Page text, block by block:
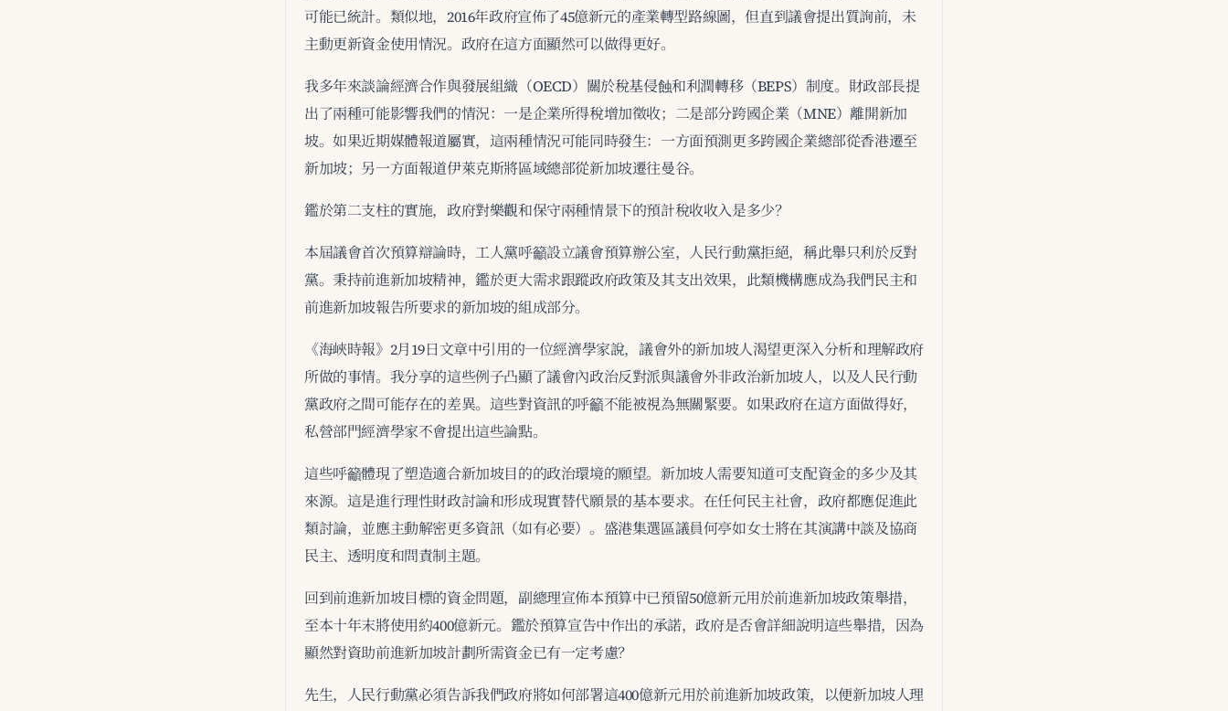
可能已統計。類似地，2016年政府宣佈了45億新元的產業轉型路線圖，但直到議會提出質詢前，未
主動更新資金使用情況。政府在這方面顯然可以做得更好。
我多年來談論經濟合作與發展組織（OECD）關於稅基侵蝕和利潤轉移（BEPS）制度。財政部長提
出了兩種可能影響我們的情況：一是企業所得稅增加徵收；二是部分跨國企業（MNE）離開新加
坡。如果近期媒體報道屬實，這兩種情況可能同時發生：一方面預測更多跨國企業總部從香港遷至
新加坡；另一方面報道伊萊克斯將區域總部從新加坡遷往曼谷。
鑑於第二支柱的實施，政府對樂觀和保守兩種情景下的預計稅收收入是多少？
本屆議會首次預算辯論時，工人黨呼籲設立議會預算辦公室，人民行動黨拒絕，稱此舉只利於反對
黨。秉持前進新加坡精神，鑑於更大需求跟蹤政府政策及其支出效果，此類機構應成為我們民主和
前進新加坡報告所要求的新加坡的組成部分。
《海峽時報》2月19日文章中引用的一位經濟學家說，議會外的新加坡人渴望更深入分析和理解政府
所做的事情。我分享的這些例子凸顯了議會內政治反對派與議會外非政治新加坡人，以及人民行動
黨政府之間可能存在的差異。這些對資訊的呼籲不能被視為無關緊要。如果政府在這方面做得好，
私營部門經濟學家不會提出這些論點。
這些呼籲體現了塑造適合新加坡目的的政治環境的願望。新加坡人需要知道可支配資金的多少及其
來源。這是進行理性財政討論和形成現實替代願景的基本要求。在任何民主社會，政府都應促進此
類討論，並應主動解密更多資訊（如有必要）。盛港集選區議員何亭如女士將在其演講中談及協商
民主、透明度和問責制主題。
回到前進新加坡目標的資金問題，副總理宣佈本預算中已預留50億新元用於前進新加坡政策舉措，
至本十年末將使用約400億新元。鑑於預算宣告中作出的承諾，政府是否會詳細說明這些舉措，因為
顯然對資助前進新加坡計劃所需資金已有一定考慮？
先生，人民行動黨必須告訴我們政府將如何部署這400億新元用於前進新加坡政策，以便新加坡人理